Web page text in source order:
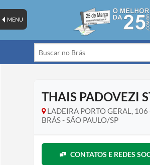
MENU
THAIS PADOVEZI
LADEIRA PORTO GERAL, 106
BRÁS - SÃO PAULO/SP
CONTATOS E REDES